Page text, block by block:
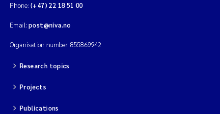
Saskia Trubbach
Anders Gjørwad Hagen
Phone: (+47) 22 18 51 00
Email: post@niva.no
Organisation number: 855869942
Research topics
Projects
Publications